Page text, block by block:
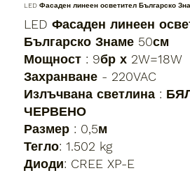
LED Фасаден линеен осветител Българско
LED Фасаден линеен
Българско Знаме 50см
Мощност : 9бр х 2W=18W
Захранване - 220VAC
Излъчвана светлина :
ЧЕРВЕНО
Размер : 0,5м
Тегло: 1.502 kg
Диоди: CREE XP-E